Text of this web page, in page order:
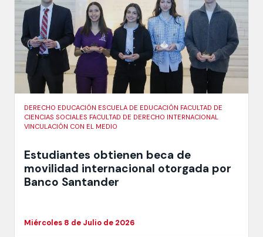
DERECHO EDUCACIÓN ESCUELA DE EDUCACIÓN FACULTAD DE
CIENCIAS SOCIALES FACULTAD DE DERECHO INTERNACIONAL
VINCULACIÓN CON EL MEDIO
Estudiantes obtienen beca de
movilidad internacional otorgada por
Banco Santander
Miércoles 8 de Julio de 2026